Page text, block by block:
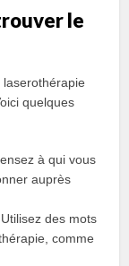
le
quelques
à qui vous
auprès
des mots
comme